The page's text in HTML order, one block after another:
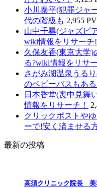
小川泰平(犯罪ジャ
代の階級も 2,955 PV
山中千尋(ジャズピ
wiki情報をリサーチ!
久保友香(東京大学)
る?wiki情報をリサ
さがみ湖温泉うる
のベビーバスもあ
日本香堂(喪中見舞
情報をリサーチ！
クリックポストや
ーで!安く済ませる
最新の投稿
高須クリニック院長